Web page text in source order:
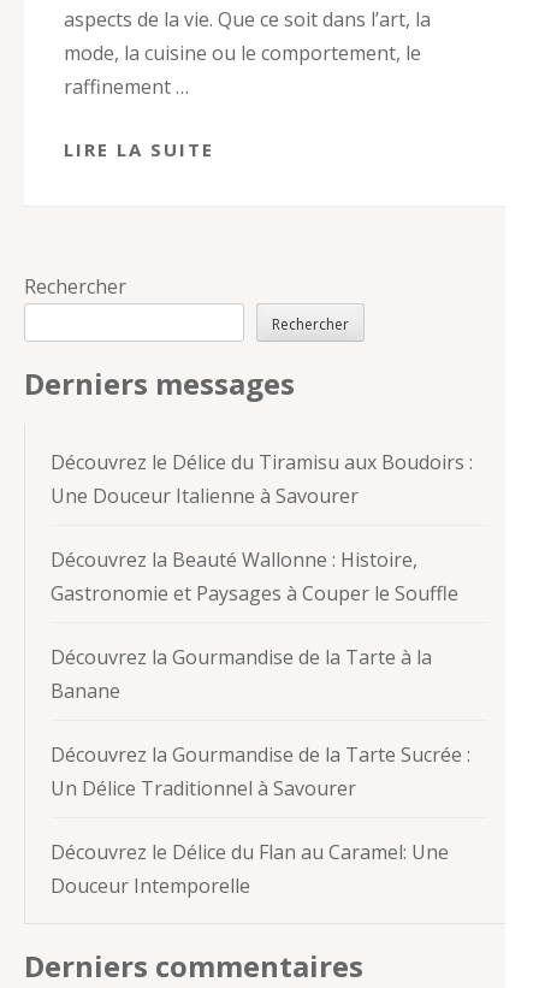
aspects de la vie. Que ce soit dans l’art, la
mode, la cuisine ou le comportement, le
raffinement …
LIRE LA SUITE
Rechercher
Rechercher
Derniers messages
Découvrez le Délice du Tiramisu aux Boudoirs :
Une Douceur Italienne à Savourer
Découvrez la Beauté Wallonne : Histoire,
Gastronomie et Paysages à Couper le Souffle
Découvrez la Gourmandise de la Tarte à la
Banane
Découvrez la Gourmandise de la Tarte Sucrée :
Un Délice Traditionnel à Savourer
Découvrez le Délice du Flan au Caramel: Une
Douceur Intemporelle
Derniers commentaires